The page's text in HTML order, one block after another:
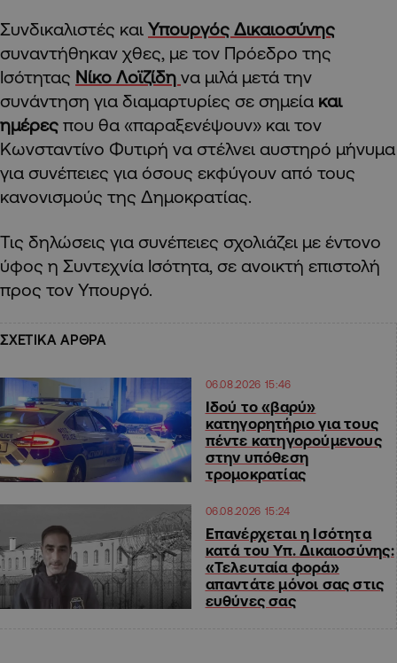
Συνδικαλιστές και Υπουργός Δικαιοσύνης
συναντήθηκαν χθες, με τον Πρόεδρο της
Ισότητας Νίκο Λοϊζίδη να μιλά μετά την
συνάντηση για διαμαρτυρίες σε σημεία και
ημέρες που θα «παραξενέψουν» και τον
Κωνσταντίνο Φυτιρή να στέλνει αυστηρό μήνυμα
για συνέπειες για όσους εκφύγουν από τους
κανονισμούς της Δημοκρατίας.
Τις δηλώσεις για συνέπειες σχολιάζει με έντονο
ύφος η Συντεχνία Ισότητα, σε ανοικτή επιστολή
προς τον Υπουργό.
ΣΧΕΤΙΚΑ ΑΡΘΡΑ
06.08.2026 15:46
Ιδού το «βαρύ»
κατηγορητήριο για τους
πέντε κατηγορούμενους
στην υπόθεση
τρομοκρατίας
06.08.2026 15:24
Επανέρχεται η Ισότητα
κατά του Υπ. Δικαιοσύνης:
«Τελευταία φορά»
απαντάτε μόνοι σας στις
ευθύνες σας